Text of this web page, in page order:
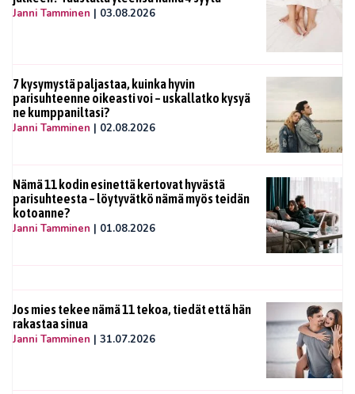
Janni Tamminen | 03.08.2026
7 kysymystä paljastaa, kuinka hyvin
parisuhteenne oikeasti voi – uskallatko kysyä
ne kumppaniltasi?
Janni Tamminen | 02.08.2026
Nämä 11 kodin esinettä kertovat hyvästä
parisuhteesta – löytyvätkö nämä myös teidän
kotoanne?
Janni Tamminen | 01.08.2026
Jos mies tekee nämä 11 tekoa, tiedät että hän
rakastaa sinua
Janni Tamminen | 31.07.2026